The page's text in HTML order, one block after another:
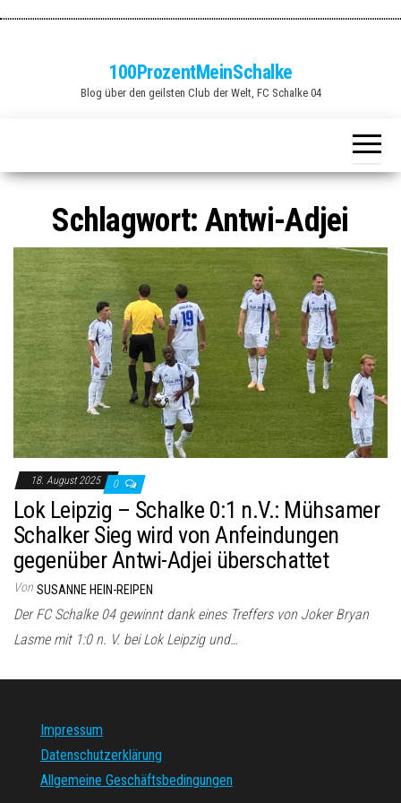
100ProzentMeinSchalke
Blog über den geilsten Club der Welt, FC Schalke 04
Schlagwort: Antwi-Adjei
18. August 2025 0
Lok Leipzig – Schalke 0:1 n.V.: Mühsamer
Schalker Sieg wird von Anfeindungen
gegenüber Antwi-Adjei überschattet
Von SUSANNE HEIN-REIPEN
Der FC Schalke 04 gewinnt dank eines Treffers von Joker Bryan
Lasme mit 1:0 n. V. bei Lok Leipzig und…
Impressum
Datenschutzerklärung
Allgemeine Geschäftsbedingungen